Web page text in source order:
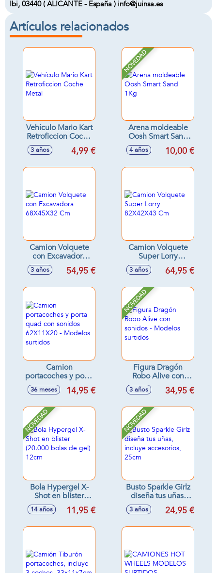
Ibi, 03440 ( ALICANTE - España ) info@juinsa.es
Artículos relacionados
Vehículo Mario Kart
Retroficcion Coche
Metal
3 años 4,99 €
NOVEDAD
Arena moldeable
Oosh Smart Sand
1Kg
4 años 10,00 €
Camion Volquete
con Excavadora
68X45X32 Cm
3 años 54,95 €
Camion Volquete
Super Lorry
82X42X43 Cm
3 años 64,95 €
Camion
portacoches y porta
quad con sonidos
62X11X20 -
36 meses 14,95 €
NOVEDAD
Figura Dragón
Robo Alive con
sonidos - Modelos
surtidos
3 años 34,95 €
NOVEDAD
Bola Hypergel X-
Shot en blister
(20.000 bolas de
gel) 12cm
14 años 11,95 €
NOVEDAD
Busto Sparkle Girlz
diseña tus uñas,
incluye accesorios,
25cm
3 años 24,95 €